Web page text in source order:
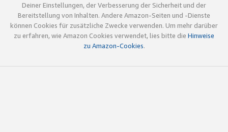
Deiner Einstellungen, der Verbesserung der Sicherheit und der
Bereitstellung von Inhalten. Andere Amazon-Seiten und -Dienste
können Cookies für zusätzliche Zwecke verwenden. Um mehr darüber
zu erfahren, wie Amazon Cookies verwendet, lies bitte die Hinweise
zu Amazon-Cookies.